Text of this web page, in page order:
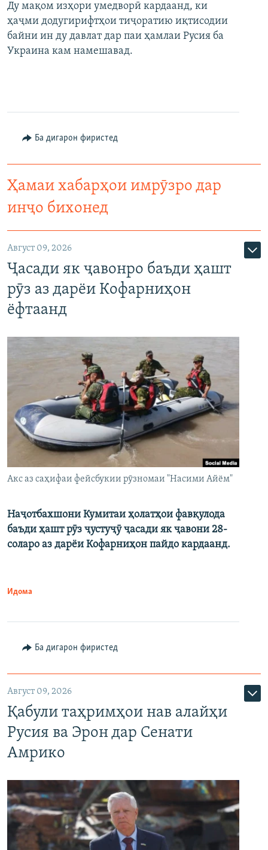
Ду мақом изҳори умедворӣ кардаанд, ки
ҳаҷми додугирифтҳои тиҷоратию иқтисодии
байни ин ду давлат дар паи ҳамлаи Русия ба
Украина кам намешавад.
Ба дигарон фиристед
Ҳамаи хабарҳои имрӯзро дар
инҷо бихонед
Август 09, 2026
Ҷасади як ҷавонро баъди ҳашт
рӯз аз дарёи Кофарниҳон
ёфтаанд
Акс аз саҳифаи фейсбукии рӯзномаи "Насими Айём"
Наҷотбахшони Кумитаи ҳолатҳои фавқулода
баъди ҳашт рӯз ҷустуҷӯ ҷасади як ҷавони 28-
соларо аз дарёи Кофарниҳон пайдо кардаанд.
Идома
Ба дигарон фиристед
Август 09, 2026
Қабули таҳримҳои нав алайҳи
Русия ва Эрон дар Сенати
Амрико